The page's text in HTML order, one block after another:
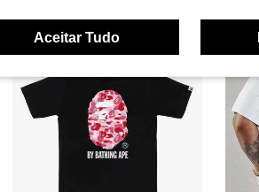
Aceitar Tudo